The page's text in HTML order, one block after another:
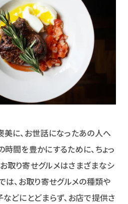
美に、お世話になったあの人へ
間を豊かにするために、ちょっ
取り寄せグルメはさまざまなシ
は、お取り寄せグルメの種類や
どにとどまらず、お店で提供さ